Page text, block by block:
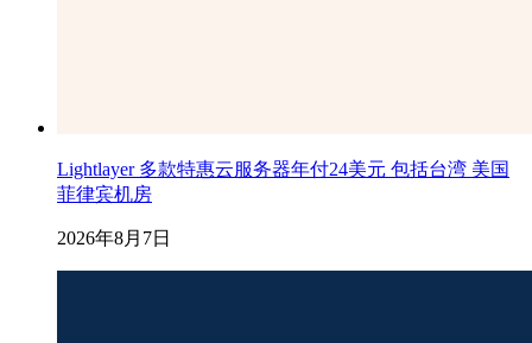
Lightlayer 多款特惠云服务器年付24美元 包括台湾 美国
菲律宾机房
2026年8月7日